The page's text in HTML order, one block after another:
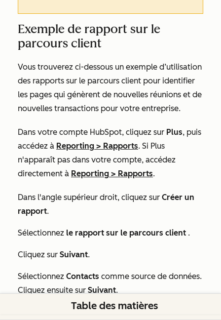
Exemple de rapport sur le
parcours client
Vous trouverez ci-dessous un exemple d’utilisation
des rapports sur le parcours client pour identifier
les pages qui génèrent de nouvelles réunions et de
nouvelles transactions pour votre entreprise.
Dans votre compte HubSpot, cliquez sur Plus, puis
accédez à Reporting > Rapports. Si Plus
n'apparaît pas dans votre compte, accédez
directement à Reporting > Rapports.
Dans l'angle supérieur droit, cliquez sur Créer un
rapport.
Sélectionnez le rapport sur le parcours client .
Cliquez sur Suivant.
Sélectionnez Contacts comme source de données.
Cliquez ensuite sur Suivant.
En haut, sélectionnez la case à cocherInclure les
Table des matières